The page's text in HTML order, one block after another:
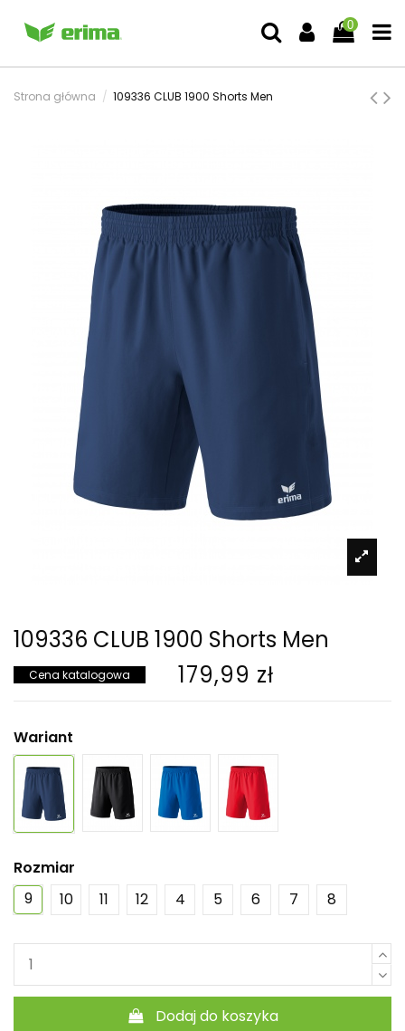
0
Strona główna 109336 CLUB 1900 Shorts Men
109336 CLUB 1900 Shorts Men
Cena katalogowa 179,99 zł
Wariant
Rozmiar
9
10 11 12 4 5 6 7 8
Dodaj do koszyka